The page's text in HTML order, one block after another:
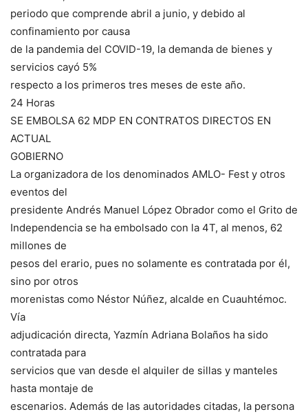
periodo que comprende abril a junio, y debido al
confinamiento por causa
de la pandemia del COVID-19, la demanda de bienes y
servicios cayó 5%
respecto a los primeros tres meses de este año.
24 Horas
SE EMBOLSA 62 MDP EN CONTRATOS DIRECTOS EN
ACTUAL
GOBIERNO
La organizadora de los denominados AMLO- Fest y otros
eventos del
presidente Andrés Manuel López Obrador como el Grito de
Independencia se ha embolsado con la 4T, al menos, 62
millones de
pesos del erario, pues no solamente es contratada por él,
sino por otros
morenistas como Néstor Núñez, alcalde en Cuauhtémoc.
Vía
adjudicación directa, Yazmín Adriana Bolaños ha sido
contratada para
servicios que van desde el alquiler de sillas y manteles
hasta montaje de
escenarios. Además de las autoridades citadas, la persona